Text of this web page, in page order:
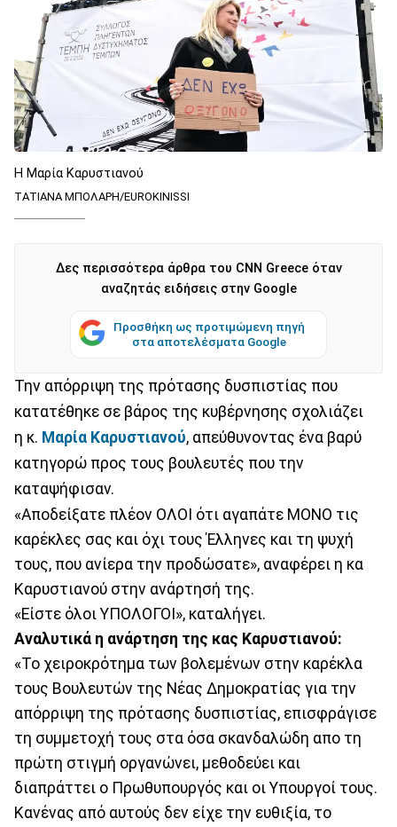
Η Μαρία Καρυστιανού
ΤΑΤΙΑΝΑ ΜΠΟΛΑΡΗ/EUROKINISSI
Δες περισσότερα άρθρα του CNN Greece όταν
αναζητάς ειδήσεις στην Google
Προσθήκη ως προτιμώμενη πηγή
στα αποτελέσματα Google
Την απόρριψη της πρότασης δυσπιστίας που
κατατέθηκε σε βάρος της κυβέρνησης σχολιάζει
η κ. Μαρία Καρυστιανού, απεύθυνοντας ένα βαρύ
κατηγορώ προς τους βουλευτές που την
καταψήφισαν.
«Αποδείξατε πλέον ΟΛΟΙ ότι αγαπάτε ΜΟΝΟ τις
καρέκλες σας και όχι τους Έλληνες και τη ψυχή
τους, που ανίερα την προδώσατε», αναφέρει η κα
Καρυστιανού στην ανάρτησή της.
«Είστε όλοι ΥΠΟΛΟΓΟΙ», καταλήγει.
Αναλυτικά η ανάρτηση της κας Καρυστιανού:
«Το χειροκρότημα των βολεμένων στην καρέκλα
τους Βουλευτών της Νέας Δημοκρατίας για την
απόρριψη της πρότασης δυσπιστίας, επισφράγισε
τη συμμετοχή τους στα όσα σκανδαλώδη απο τη
πρώτη στιγμή οργανώνει, μεθοδεύει και
διαπράττει ο Πρωθυπουργός και οι Υπουργοί τους.
Κανένας από αυτούς δεν είχε την ευθιξία, το